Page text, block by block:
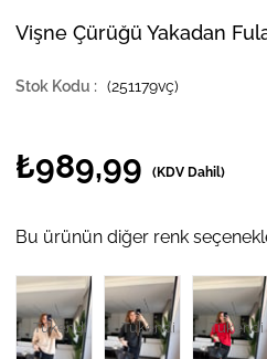
Vişne Çürüğü Yakadan
(251179vç)
₺989,99 (KDV Dahil)
Bu ürünün diğer renk
Tükendi Tükendi Tükendi